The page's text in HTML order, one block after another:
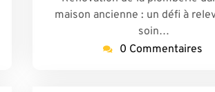
maison ancienne : un défi à
soin…
0 Commentaires